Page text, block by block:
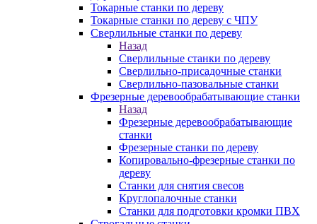
Токарные станки по дереву
Токарные станки по дереву с ЧПУ
Сверлильные станки по дереву
Назад
Сверлильные станки по дереву
Сверлильно-присадочные станки
Сверлильно-пазовальные станки
Фрезерные деревообрабатывающие станки
Назад
Фрезерные деревообрабатывающие
станки
Фрезерные станки по дереву
Копировально-фрезерные станки по
дереву
Станки для снятия свесов
Круглопалочные станки
Станки для подготовки кромки ПВХ